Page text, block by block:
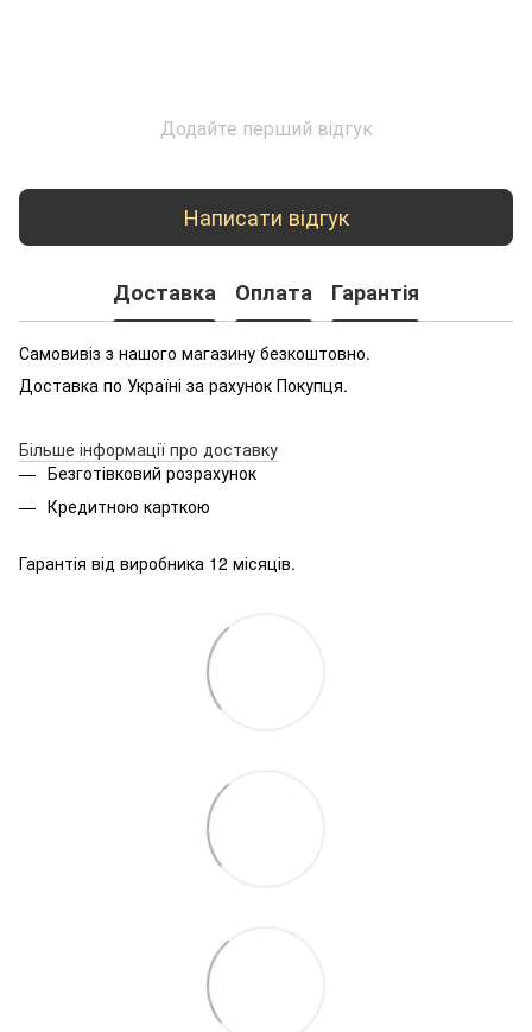
Додайте перший відгук
Написати відгук
Доставка Оплата Гарантія
Самовивіз з нашого магазину безкоштовно.
Доставка по Україні за рахунок Покупця.
Більше інформації про доставку
Безготівковий розрахунок
Кредитною карткою
Гарантія від виробника 12 місяців.